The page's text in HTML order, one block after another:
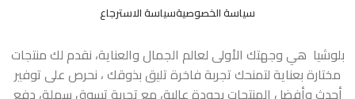
سياسة الخصوصيةسياسة الاسترجاع
بلوشيا هي وجهتك الأولى لعالم الجمال والعناية، نقدم لك منتجات
مختارة بعناية لتمنحك تجربة فاخرة تليق بذوقك ، نحرص على توفير